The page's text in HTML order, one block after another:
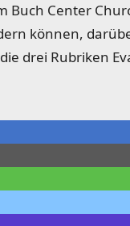
Buch Center
können,
drei Rubriken